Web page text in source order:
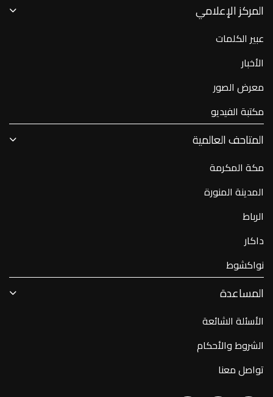
المركز الإعلامي
عبير الكلمات
الأخبار
معرض الصور
مكتبة الفيديو
المتاحف العالمية
مكة المكرمة
المدينة المنورة
الرباط
داكار
نواكشوط
المساعدة
الأسئلة الشائعة
الشروط والأحكام
تواصل معنا